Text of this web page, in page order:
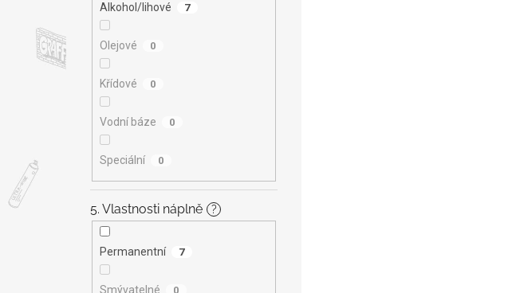
Alkohol/lihové 7
Olejové 0
Křídové 0
Vodní báze 0
Speciální 0
5. Vlastnosti náplně ?
Permanentní 7
Smývatelné 0